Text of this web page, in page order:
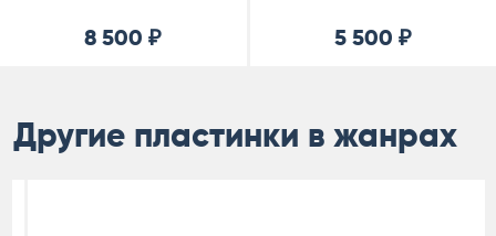
8 500 ₽ 5 500 ₽
Другие пластинки в жанрах